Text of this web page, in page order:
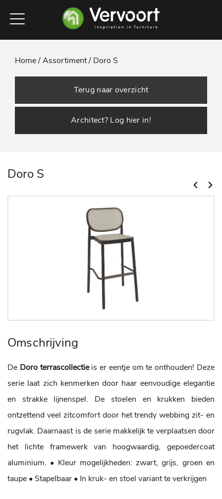
Home /Assortiment / Doro S
Terug naar overzicht
Architect? Log hier in!
Doro S
Omschrijving
De Doro terrascollectieis er eentje om te onthouden! Deze
serie laat zich kenmerken door haar eenvoudige elegantie
en strakke lijnenspel. De stoelen en krukken bieden
ontzettend veel zitcomfort door het trendy webbing zit- en
rugvlak. Daarnaast is de serie makkelijk te verplaatsen door
het lichte framewerk van hoogwaardig, gepoedercoat
aluminium. • Kleur mogelijkheden: zwart, grijs, groen en
taupe • Stapelbaar • In kruk- en stoel variant te verkrijgen